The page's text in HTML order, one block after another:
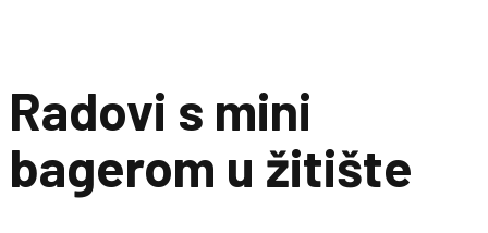
Radovi s mini
bagerom u žitište